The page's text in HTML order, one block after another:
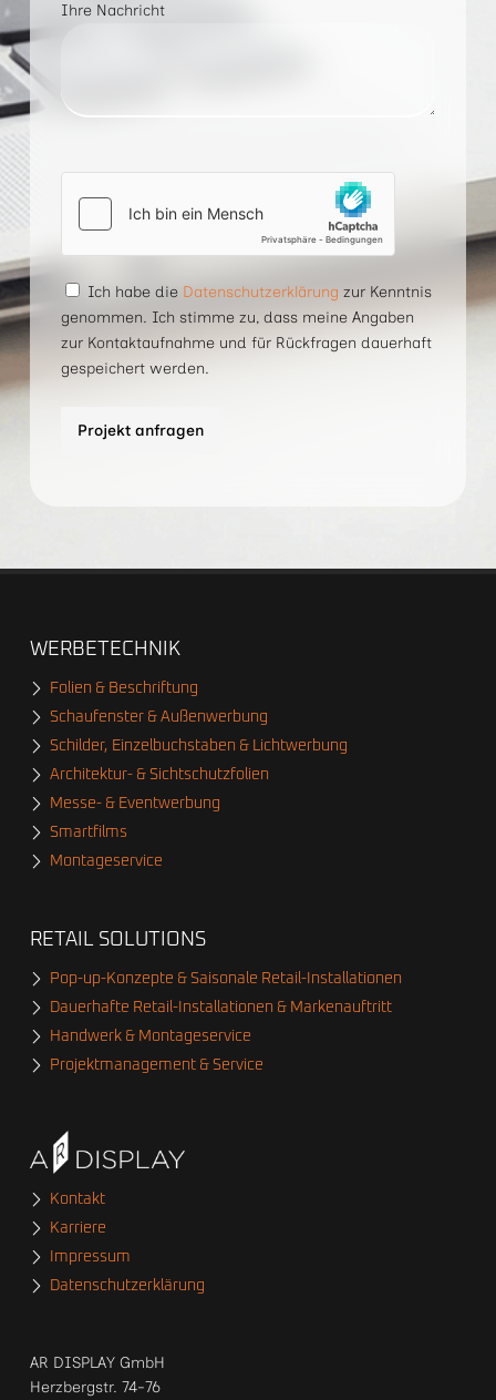
Ihre Nachricht
Feld
Ich habe die Datenschutzerklärung zur Kenntnis
genommen. Ich stimme zu, dass meine Angaben
zur Kontaktaufnahme und für Rückfragen dauerhaft
gespeichert werden.
WERBETECHNIK
Folien & Beschriftung
Schaufenster & Außenwerbung
Schilder, Einzelbuchstaben & Lichtwerbung
Architektur- & Sichtschutzfolien
Messe- & Eventwerbung
Smartfilms
Montageservice
RETAIL SOLUTIONS
Pop-up-Konzepte & Saisonale Retail-Installationen
Dauerhafte Retail-Installationen & Markenauftritt
Handwerk & Montageservice
Projektmanagement & Service
Kontakt
Karriere
Impressum
Datenschutzerklärung
AR DISPLAY GmbH
Herzbergstr. 74-76